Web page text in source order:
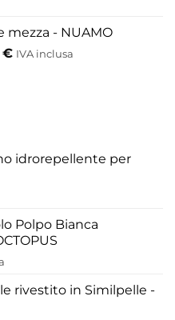
609,60 €
da
417,30 €
mezza - NUAMO
€Fascia
433,30 €
IVA inclusa
idrorepellente per
Polpo Bianca
rivestito in Similpelle -